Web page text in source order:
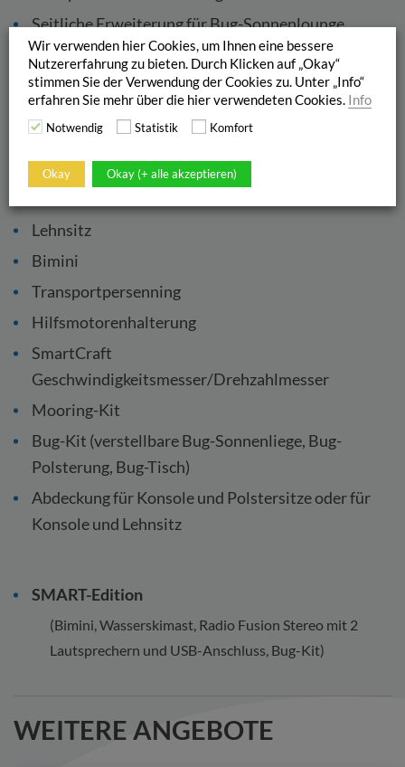
Seitliche Erweiterung für Bug-Sonnenlounge
Radio Fusion Stereo mit 2 Lautsprechern und USB-
Anschluss
Simrad GPS/Chartplotter Cruise 7 mit HDI-
Transducer
DAB Radioerweiterungs-Kit mit Antenne
Lehnsitz
Bimini
Transportpersenning
Hilfsmotorenhalterung
SmartCraft
Geschwindigkeitsmesser/Drehzahlmesser
Mooring-Kit
Bug-Kit (verstellbare Bug-Sonnenliege, Bug-
Polsterung, Bug-Tisch)
Abdeckung für Konsole und Polstersitze oder für
Konsole und Lehnsitz
SMART-Edition
(Bimini, Wasserskimast, Radio Fusion Stereo mit 2
Lautsprechern und USB-Anschluss, Bug-Kit)
WEITERE ANGEBOTE
Wir verwenden hier Cookies, um Ihnen eine bessere
Nutzererfahrung zu bieten. Durch Klicken auf „Okay“
stimmen Sie der Verwendung der Cookies zu. Unter „Info“
erfahren Sie mehr über die hier verwendeten Cookies. Info
Notwendig Statistik Komfort
Okay Okay (+ alle akzeptieren)